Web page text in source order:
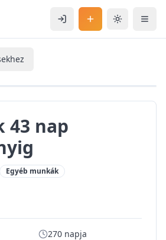
BejelentkezésHirdetés feladás
Téma váltás
43 nap
Egyéb munkák
270 napja